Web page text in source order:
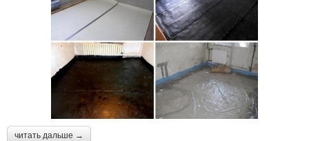
читать дальше →